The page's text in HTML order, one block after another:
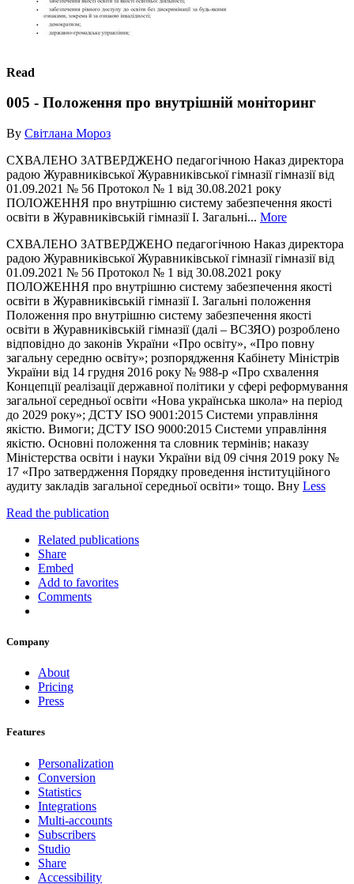
Read
005 - Положення про внутрішній моніторинг
By Світлана Мороз
СХВАЛЕНО ЗАТВЕРДЖЕНО педагогічною Наказ директора
радою Журавниківської Журавниківської гімназії гімназії від
01.09.2021 № 56 Протокол № 1 від 30.08.2021 року
ПОЛОЖЕННЯ про внутрішню систему забезпечення якості
освіти в Журавниківській гімназії І. Загальні... More
СХВАЛЕНО ЗАТВЕРДЖЕНО педагогічною Наказ директора
радою Журавниківської Журавниківської гімназії гімназії від
01.09.2021 № 56 Протокол № 1 від 30.08.2021 року
ПОЛОЖЕННЯ про внутрішню систему забезпечення якості
освіти в Журавниківській гімназії І. Загальні положення
Положення про внутрішню систему забезпечення якості
освіти в Журавниківській гімназії (далі – ВСЗЯО) розроблено
відповідно до законів України «Про освіту», «Про повну
загальну середню освіту»; розпорядження Кабінету Міністрів
України від 14 грудня 2016 року № 988-р «Про схвалення
Концепції реалізації державної політики у сфері реформування
загальної середньої освіти «Нова українська школа» на період
до 2029 року»; ДСТУ ISO 9001:2015 Системи управління
якістю. Вимоги; ДСТУ ISO 9000:2015 Системи управління
якістю. Основні положення та словник термінів; наказу
Міністерства освіти і науки України від 09 січня 2019 року №
17 «Про затвердження Порядку проведення інституційного
аудиту закладів загальної середньої освіти» тощо. Вну Less
Read the publication
Related publications
Share
Embed
Add to favorites
Comments
Company
About
Pricing
Press
Features
Personalization
Conversion
Statistics
Integrations
Multi-accounts
Subscribers
Studio
Share
Accessibility